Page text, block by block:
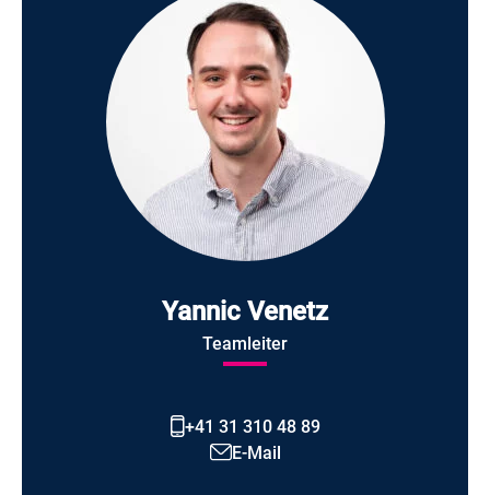
Yannic Venetz
Teamleiter
+41 31 310 48 89
E-Mail